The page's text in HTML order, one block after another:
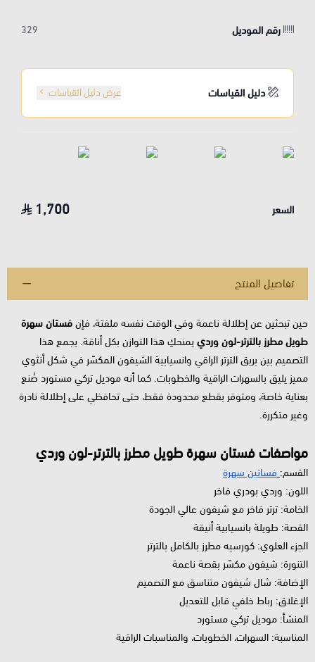
رقم الموديل 329
دليل القياسات عرض دليل القياسات
السعر 1,700
تفاصيل المنتج
حين تبحثين عن إطلالة ناعمة وفي الوقت نفسه ملفتة، فإنفستان سهرة
طويل مطرز بالترتر-لون وردي يمنحكِ هذا التوازن بكل أناقة. يجمع هذا
التصميم بين بريق الترتر الراقي وانسيابية الشيفون المكسّر في شكل أنثوي
مميز يليق بالسهرات الراقية والخطوبات. كما أنه موديل تركي مستورد صُنع
بعناية خاصة، ومتوفر بقطع محدودة فقط، حتى تحافظي على إطلالة نادرة
وغير متكررة.
مواصفات فستان سهرة طويل مطرز بالترتر-لون وردي
القسم: فساتين سهرة
اللون: وردي بودري فاخر
الخامة: ترتر فاخر مع شيفون عالي الجودة
القصة: طويلة بانسيابية أنيقة
الجزء العلوي: كورسيه مطرز بالكامل بالترتر
التنورة: شيفون مكسّر بقصة ناعمة
الإضافة: شال شيفون متناسق مع التصميم
الإغلاق: رباط خلفي قابل للتعديل
المنشأ: موديل تركي مستورد
المناسبة: السهرات، الخطوبات، والمناسبات الراقية